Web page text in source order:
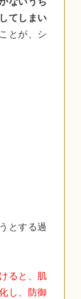
てしまい
とが、シ
とする過
ると、肌
し、防御